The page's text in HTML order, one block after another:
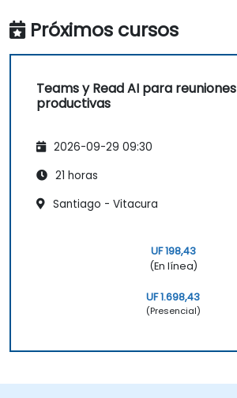
Próximos cursos
Teams y Read AI para reuniones
productivas
2026-09-29 09:30
21 horas
Santiago - Vitacura
UF 198,43
(En línea)
UF 1.698,43
(Presencial)